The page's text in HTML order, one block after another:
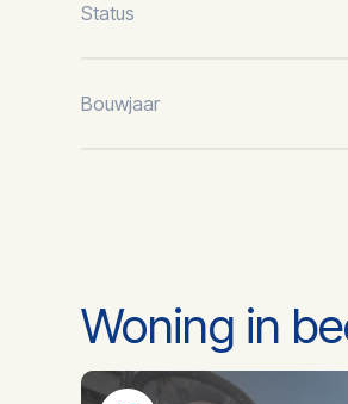
Status
Bouwjaar
Hoofdfunctie
Woning in